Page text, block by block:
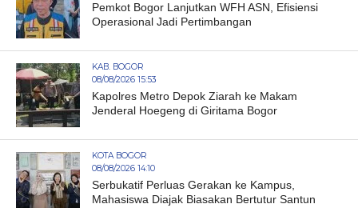
Pemkot Bogor Lanjutkan WFH ASN, Efisiensi
Operasional Jadi Pertimbangan
KAB. BOGOR
08/08/2026 15:53
Kapolres Metro Depok Ziarah ke Makam
Jenderal Hoegeng di Giritama Bogor
KOTA BOGOR
08/08/2026 14:10
Serbukatif Perluas Gerakan ke Kampus,
Mahasiswa Diajak Biasakan Bertutur Santun